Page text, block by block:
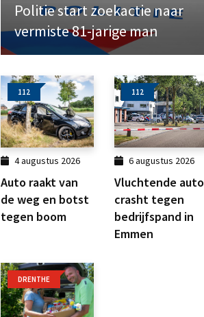
Politie start zoekactie naar
vermiste 81-jarige man
112
4 augustus 2026
Auto raakt van
de weg en botst
tegen boom
112
6 augustus 2026
Vluchtende auto
crasht tegen
bedrijfspand in
Emmen
DRENTHE